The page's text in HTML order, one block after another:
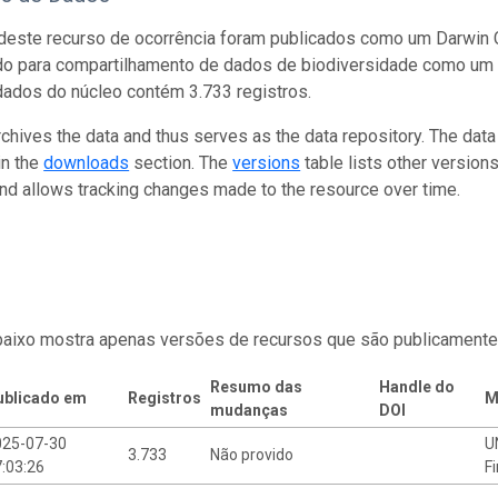
recurso de ocorrência foram publicados como um Darwin
para compartilhamento de dados de biodiversidade como
do núcleo contém 3.733 registros.
the data and thus serves as the data repository. The
thedownloads section. Theversions table lists other
allows tracking changes made to the resource over time.
mostra apenas versões de recursos que são
em Registros
Resumo das
mudanças
Handle do
DOI
07-30
3.733 Não provido